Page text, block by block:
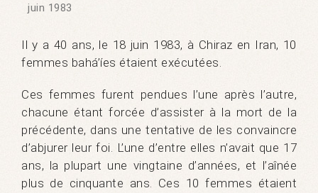
juin 1983
Il y a 40 ans, le 18 juin 1983, à Chiraz en Iran, 10
femmes bahá’íes étaient exécutées.
Ces femmes furent pendues l’une après l’autre,
chacune étant forcée d’assister à la mort de la
précédente, dans une tentative de les convaincre
d’abjurer leur foi. L’une d’entre elles n’avait que 17
ans, la plupart une vingtaine d’années, et l’aînée
plus de cinquante ans. Ces 10 femmes étaient